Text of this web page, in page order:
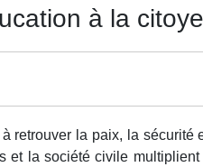
à la
la paix, la sécurité
la société civile